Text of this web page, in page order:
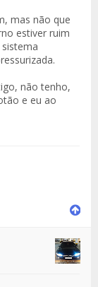
mas não que
estiver ruim
não tenho,
e eu ao